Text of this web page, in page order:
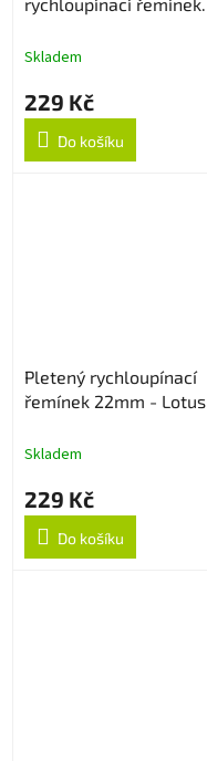
Skladem
229 Kč
Do košíku
Pletený rychloupínací
řemínek 22mm - Lotus
Skladem
229 Kč
Do košíku